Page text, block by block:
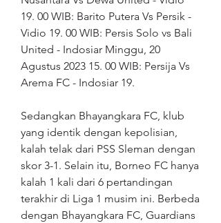
19. 00 WIB: Barito Putera Vs Persik -
Vidio 19. 00 WIB: Persis Solo vs Bali
United - Indosiar Minggu, 20
Agustus 2023 15. 00 WIB: Persija Vs
Arema FC - Indosiar 19.
Sedangkan Bhayangkara FC, klub
yang identik dengan kepolisian,
kalah telak dari PSS Sleman dengan
skor 3-1. Selain itu, Borneo FC hanya
kalah 1 kali dari 6 pertandingan
terakhir di Liga 1 musim ini. Berbeda
dengan Bhayangkara FC, Guardians